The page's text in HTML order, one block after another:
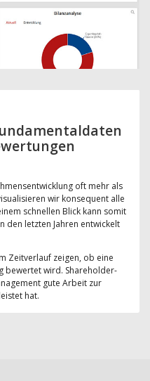
oft mehr als
wir konsequent alle
schnellen Blick kann somit
den letzten Jahren entwickelt
Zeitverlauf zeigen, ob eine
bewertet wird. Shareholder-
gute Arbeit zur
hat.